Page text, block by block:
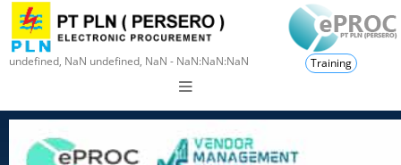
undefined, NaN undefined, NaN - NaN:NaN:NaN Training